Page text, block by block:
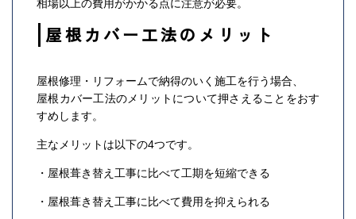
相場以上の費用がかかる点に注意が必要。
屋根カバー工法のメリット
屋根修理・リフォームで納得のいく施工を行う場合、
屋根カバー工法のメリットについて押さえることをおす
すめします。
主なメリットは以下の4つです。
・屋根葺き替え工事に比べて工期を短縮できる
・屋根葺き替え工事に比べて費用を抑えられる